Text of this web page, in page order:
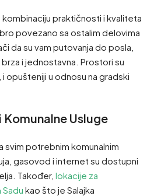
kombinaciju praktičnosti i kvaliteta
povezano sa ostalim delovima
da su vam putovanja do posla,
i jednostavna. Prostori su
opušteniji u odnosu na gradski
Usluge
svim potrebnim komunalnim
gasovod i internet su dostupni
Također, lokacije za
kao što je Salajka